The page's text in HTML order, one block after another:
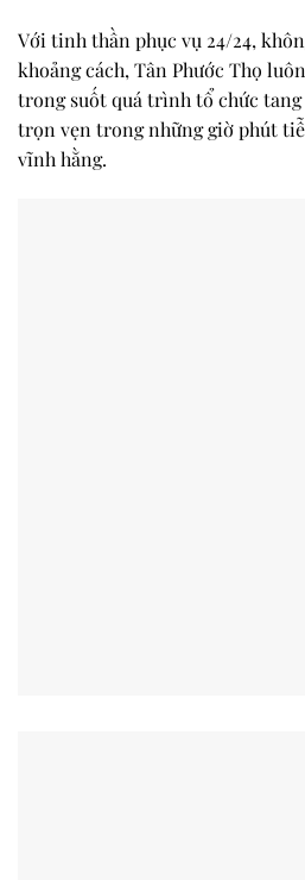
Với tinh thần phục vụ 24/24,
khoảng cách, Tân Phước Thọ
trong suốt quá trình tổ chức tang
trọn vẹn trong những giờ phút
vĩnh hằng.